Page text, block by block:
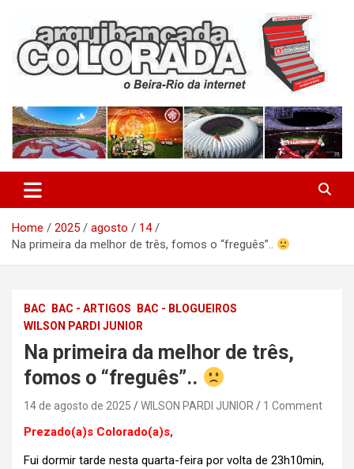
content
Arquibancada Colorada
Home 2025 agosto
14
Na primeira da melhor de três, fomos o “freguês”..
BAC BAC - ARTIGOS
BAC - BLOGUEIROS
WILSON PARDI JUNIOR
Na primeira da melhor de três,
fomos o “freguês”..
14 de agosto de 2025 WILSON PARDI JUNIOR 1 Comment
Prezado(a)s Colorado(a)s,
Fui dormir tarde nesta quarta-feira por volta de 23h10min,